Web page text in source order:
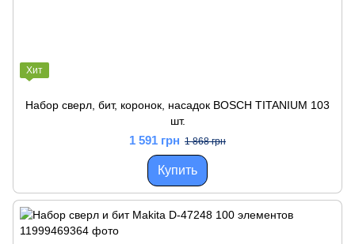
Хит
Набор сверл, бит, коронок, насадок BOSCH TITANIUM 103
шт.
1 591 грн 1 868 грн
Купить